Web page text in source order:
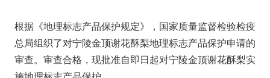
根据《地理标志产品保护规定》，国家质量监督检验检疫
总局组织了对宁陵金顶谢花酥梨地理标志产品保护申请的
审查。审查合格，现批准自即日起对宁陵金顶谢花酥梨实